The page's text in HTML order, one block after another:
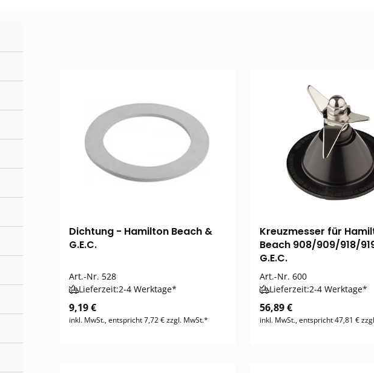
Dichtung - Hamilton Beach &
G.E.C.
Art.-Nr. 528
Lieferzeit:2-4 Werktage*
9,19 €
inkl. MwSt., entspricht 7,72 € zzgl. MwSt.*
Kreuzmesser für
Beach 908/909/918/
G.E.C.
Art.-Nr. 600
Lieferzeit:2-4 Werktage*
56,89 €
inkl. MwSt., entspricht 47,81 €